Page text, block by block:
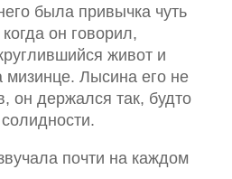
была привычка чуть
он говорил,
живот и
мизинце. Лысина его не
он держался так, будто
почти на каждом